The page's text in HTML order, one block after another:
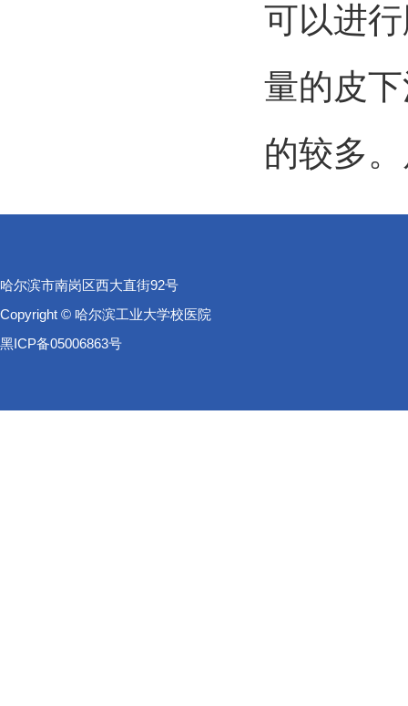
可以进
量的皮
的较多
哈尔滨市南岗区西大直街92号
Copyright © 哈尔滨工业大学校医院
黑ICP备05006863号